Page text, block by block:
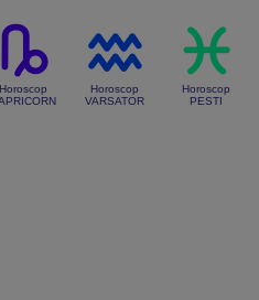
Horoscop
Horoscop
VARSATOR
Horoscop
PESTI